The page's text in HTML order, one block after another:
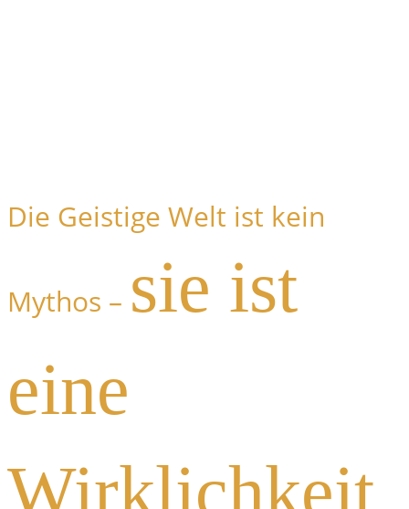
Die Geistige Welt ist kein
Mythos – sie ist
eine
Wirklichkeit.